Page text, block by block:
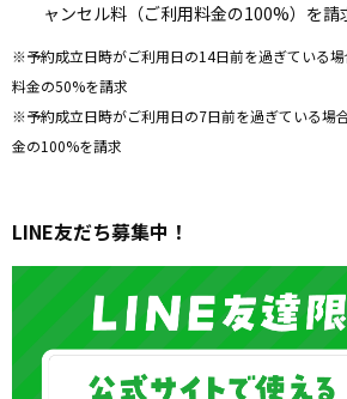
ャンセル料（ご利用料金の100%）を請
※予約成立日時がご利用日の14日前を過ぎている
料金の50%を請求
※予約成立日時がご利用日の7日前を過ぎている場
金の100%を請求
LINE友だち募集中！